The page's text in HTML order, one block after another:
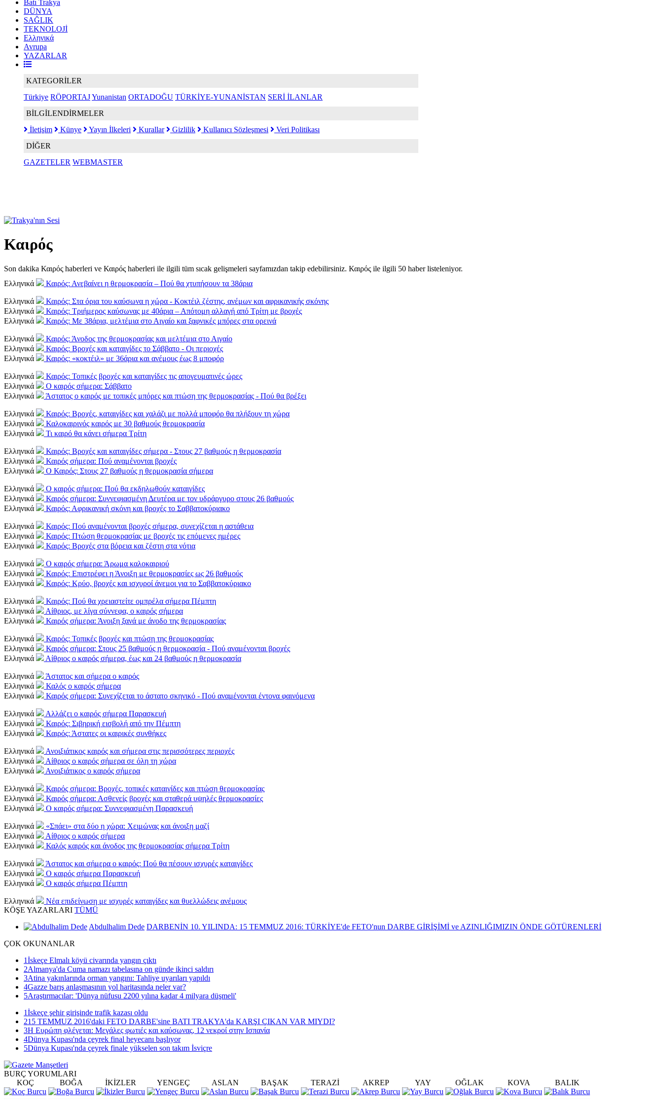
Batı Trakya
DÜNYA
SAĞLIK
TEKNOLOJİ
Ελληνικά
Avrupa
YAZARLAR
KATEGORİLER
Türkiye RÖPORTAJYunanistan ORTADOĞU TÜRKİYE-YUNANİSTAN SERİ İLANLAR
BİLGİLENDİRMELER
İletişim
Künye Yayın İlkeleri Kurallar Gizlilik Kullanıcı Sözleşmesi
Veri Politikası
DİĞER
GAZETELER WEBMASTER
Καιρός
Son dakika Καιρός haberleri ve Καιρός haberleri ile ilgili tüm sıcak gelişmeleri sayfamızdan takip edebilirsiniz. Καιρός ile ilgili 50 haber listeleniyor.
Ελληνικά
Καιρός: Ανεβαίνει η θερμοκρασία – Πού θα χτυπήσουν τα 38άρια
Ελληνικά
Καιρός: Στα όρια του καύσωνα η χώρα - Κοκτέιλ ζέστης, ανέμων και αφρικανικής σκόνης
Ελληνικά
Καιρός: Τριήμερος καύσωνας με 40άρια – Απότομη αλλαγή από Τρίτη με βροχές
Ελληνικά
Καιρός: Με 38άρια, μελτέμια στο Αιγαίο και ξαφνικές μπόρες στα ορεινά
Ελληνικά
Καιρός: Άνοδος της θερμοκρασίας και μελτέμια στο Αιγαίο
Ελληνικά
Καιρός: Βροχές και καταιγίδες το Σάββατο - Οι περιοχές
Ελληνικά
Καιρός: «κοκτέιλ» με 36άρια και ανέμους έως 8 μποφόρ
Ελληνικά
Καιρός: Τοπικές βροχές και καταιγίδες τις απογευματινές ώρες
Ελληνικά
Ο καιρός σήμερα: Σάββατο
Ελληνικά
Άστατος ο καιρός με τοπικές μπόρες και πτώση της θερμοκρασίας - Πού θα βρέξει
Ελληνικά
Καιρός: Βροχές, καταιγίδες και χαλάζι με πολλά μποφόρ θα πλήξουν τη χώρα
Ελληνικά
Καλοκαιρινός καιρός με 30 βαθμούς θερμοκρασία
Ελληνικά
Τι καιρό θα κάνει σήμερα Τρίτη
Ελληνικά
Καιρός: Βροχές και καταιγίδες σήμερα - Στους 27 βαθμούς η θερμοκρασία
Ελληνικά
Καιρός σήμερα: Πού αναμένονται βροχές
Ελληνικά
Ο Καιρός: Στους 27 βαθμούς η θερμοκρασία σήμερα
Ελληνικά
Ο καιρός σήμερα: Πού θα εκδηλωθούν καταιγίδες
Ελληνικά
Καιρός σήμερα: Συννεφιασμένη Δευτέρα με τον υδράργυρο στους 26 βαθμούς
Ελληνικά
Καιρός: Αφρικανική σκόνη και βροχές το Σαββατοκύριακο
Ελληνικά
Καιρός: Πού αναμένονται βροχές σήμερα, συνεχίζεται η αστάθεια
Ελληνικά
Καιρός: Πτώση θερμοκρασίας με βροχές τις επόμενες ημέρες
Ελληνικά
Καιρός: Βροχές στα βόρεια και ζέστη στα νότια
Ελληνικά
Ο καιρός σήμερα: Άρωμα καλοκαιριού
Ελληνικά
Καιρός: Επιστρέφει η Άνοιξη με θερμοκρασίες ως 26 βαθμούς
Ελληνικά
Καιρός: Κρύο, βροχές και ισχυροί άνεμοι για το Σαββατοκύριακο
Ελληνικά
Καιρός: Πού θα χρειαστείτε ομπρέλα σήμερα Πέμπτη
Ελληνικά
Αίθριος, με λίγα σύννεφα, ο καιρός σήμερα
Ελληνικά
Καιρός σήμερα: Άνοιξη ξανά με άνοδο της θερμοκρασίας
Ελληνικά
Καιρός: Τοπικές βροχές και πτώση της θερμοκρασίας
Ελληνικά
Καιρός σήμερα: Στους 25 βαθμούς η θερμοκρασία - Πού αναμένονται βροχές
Ελληνικά
Αίθριος ο καιρός σήμερα, έως και 24 βαθμούς η θερμοκρασία
Ελληνικά
Άστατος και σήμερα ο καιρός
Ελληνικά
Καλός ο καιρός σήμερα
Ελληνικά
Καιρός σήμερα: Συνεχίζεται το άστατο σκηνικό - Πού αναμένονται έντονα φαινόμενα
Ελληνικά
Αλλάζει ο καιρός σήμερα Παρασκευή
Ελληνικά
Καιρός: Σιβηρική εισβολή από την Πέμπτη
Ελληνικά
Καιρός: Άστατες οι καιρικές συνθήκες
Ελληνικά
Ανοιξιάτικος καιρός και σήμερα στις περισσότερες περιοχές
Ελληνικά
Αίθριος ο καιρός σήμερα σε όλη τη χώρα
Ελληνικά
Ανοιξιάτικος ο καιρός σήμερα
Ελληνικά
Καιρός σήμερα: Βροχές, τοπικές καταιγίδες και πτώση θερμοκρασίας
Ελληνικά
Καιρός σήμερα: Ασθενείς βροχές και σταθερά υψηλές θερμοκρασίες
Ελληνικά
Ο καιρός σήμερα: Συννεφιασμένη Παρασκευή
Ελληνικά
«Σπάει» στα δύο η χώρα: Χειμώνας και άνοιξη μαζί
Ελληνικά
Αίθριος ο καιρός σήμερα
Ελληνικά
Καλός καιρός και άνοδος της θερμοκρασίας σήμερα Τρίτη
Ελληνικά
Άστατος και σήμερα ο καιρός: Πού θα πέσουν ισχυρές καταιγίδες
Ελληνικά
Ο καιρός σήμερα Παρασκευή
Ελληνικά
O καιρός σήμερα Πέμπτη
Ελληνικά
Νέα επιδείνωση με ισχυρές καταιγίδες και θυελλώδεις ανέμους
KÖŞE YAZARLARI TÜMÜ
Abdulhalim Dede DARBENİN 10. YILINDA: 15 TEMMUZ 2016: TÜRKİYE'de FETO'nun DARBE GİRİŞİMİ ve AZINLIĞIMIZIN ÖNDE GÖTÜRENLERİ
ÇOK OKUNANLAR
1İskeçe Elmalı köyü civarında yangın çıktı
2Almanya'da Cuma namazı tabelasına on günde ikinci saldırı
3Atina yakınlarında orman yangını: Tahliye uyarıları yapıldı
4Gazze barış anlaşmasının yol haritasında neler var?
5Araştırmacılar: 'Dünya nüfusu 2200 yılına kadar 4 milyara düşmeli'
1İskeçe şehir girişinde trafik kazası oldu
215 TEMMUZ 2016'daki FETO DARBE'sine BATI TRAKYA'da KARŞI ÇIKAN VAR MIYDI?
3Η Ευρώπη φλέγεται: Μεγάλες φωτιές και καύσωνας, 12 νεκροί στην Ισπανία
4Dünya Kupası'nda çeyrek final heyecanı başlıyor
5Dünya Kupası'nda çeyrek finale yükselen son takım İsviçre
BURÇ YORUMLARI
KOÇ
BOĞA İKİZLER YENGEÇ ASLAN BAŞAK TERAZİ AKREP YAY OĞLAK KOVA BALIK